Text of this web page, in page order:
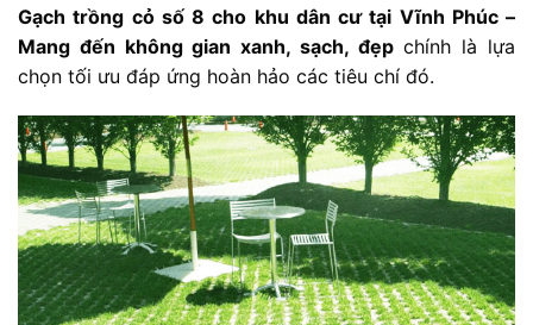
Gạch trồng cỏ số 8 cho khu dân cư tại Vĩnh Phúc –
Mang đến không gian xanh, sạch, đẹpchính là lựa
chọn tối ưu đáp ứng hoàn hảo các tiêu chí đó.